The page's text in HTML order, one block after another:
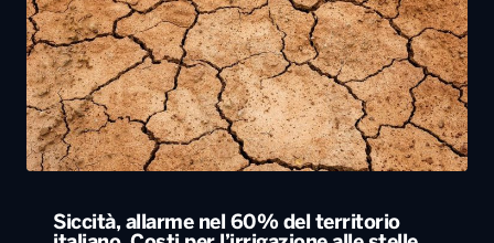
Siccità, allarme nel 60% del territorio